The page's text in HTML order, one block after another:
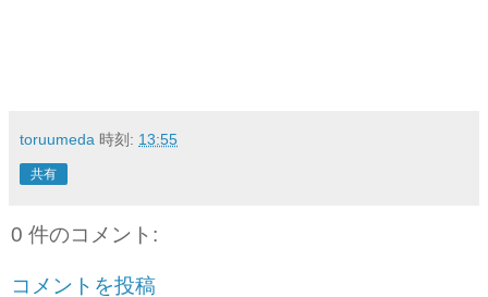
toruumeda 時刻: 13:55
共有
0 件のコメント:
コメントを投稿